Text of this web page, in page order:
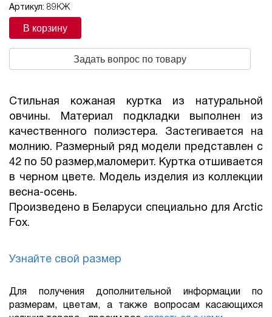
Артикул: 89КЖ
Задать вопрос по товару
Стильная кожаная куртка из натуральной
овчины. Материал подкладки выполнен из
качественного полиэстера. Застегивается на
молнию. Размерный ряд модели представлен с
42 по 50 размер,маломерит. Куртка отшивается
в черном цвете. Модель изделия из коллекции
весна-осень.
Произведено в Беларуси специально для Arctic
Fox.
Узнайте свой размер
Для получения дополнительной информации по
размерам, цветам, а также вопросам касающихся